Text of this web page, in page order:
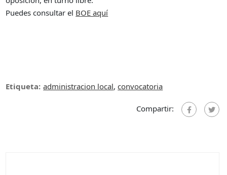
Puedes consultar el BOE aquí
Etiqueta: administracion local,convocatoria
Compartir: